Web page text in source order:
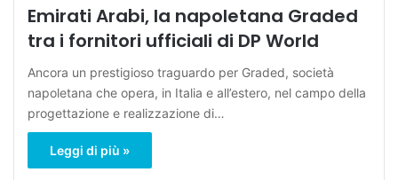
Emirati Arabi, la napoletana Graded
tra i fornitori ufficiali di DP World
Ancora un prestigioso traguardo per Graded, società
napoletana che opera, in Italia e all’estero, nel campo della
progettazione e realizzazione di…
Leggi di più »